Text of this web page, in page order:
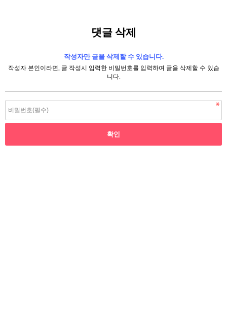
댓글 삭제
작성자만 글을 삭제할 수 있습니다.
작성자 본인이라면, 글 작성시 입력한 비밀번호를 입력하여 글을 삭제할 수 있습
니다.